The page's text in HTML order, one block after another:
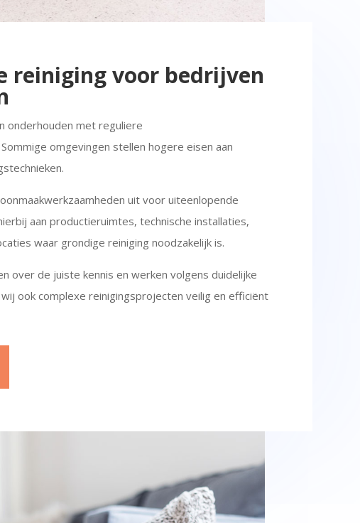
reiniging voor bedrijven
onderhouden met reguliere
omgevingen stellen hogere eisen aan
uit voor uiteenlopende
aan productieruimtes, technische installaties,
waar grondige reiniging noodzakelijk is.
over de juiste kennis en werken volgens duidelijke
ook complexe reinigingsprojecten veilig en efficiënt